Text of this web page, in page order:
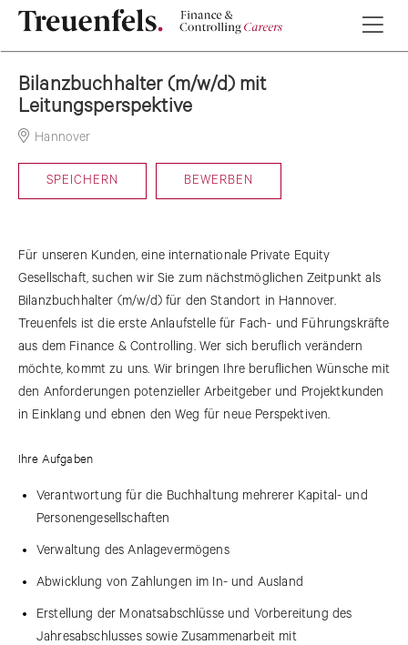
Bilanzbuchhalter (m/w/d) mit
Leitungsperspektive
Hannover
SPEICHERN BEWERBEN
Für unseren Kunden, eine internationale Private Equity
Gesellschaft, suchen wir Sie zum nächstmöglichen Zeitpunkt als
Bilanzbuchhalter (m/w/d) für den Standort in Hannover.
Treuenfels ist die erste Anlaufstelle für Fach- und Führungskräfte
aus dem Finance & Controlling. Wer sich beruflich verändern
möchte, kommt zu uns. Wir bringen Ihre beruflichen Wünsche mit
den Anforderungen potenzieller Arbeitgeber und Projektkunden
in Einklang und ebnen den Weg für neue Perspektiven.
Ihre Aufgaben
Verantwortung für die Buchhaltung mehrerer Kapital- und
Personengesellschaften
Verwaltung des Anlagevermögens
Abwicklung von Zahlungen im In- und Ausland
Erstellung der Monatsabschlüsse und Vorbereitung des
Jahresabschlusses sowie Zusammenarbeit mit